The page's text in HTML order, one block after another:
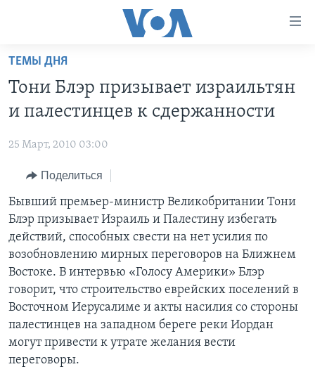
Перейти
основной
контент
навигации
Перейти
поиск
НОВОСТИ ЗА МИНУТУ
ИТОГИ
ПОЧЕМУ ЭТО ВАЖНО?
ДИСКУССИЯ VOA
ДЕТАЛИ
НЬЮ-ЙОРК NEW YORK
АМЕРИКА. БОЛЬШОЕ ПУТЕШЕСТВИЕ
УЧИМ АНГЛИЙСКИЙ
НАША АМЕРИКАНСКАЯ ИСТОРИЯ
А КАК В АМЕРИКЕ?
АРТЕФАКТЫ
АМЕРИКАНСКИЕ ГОРОДКИ
ТЕСТЫ
ЭКСПЕРТИЗА
ИНТЕРВЬЮ
ФАКТЫ ПРОТИВ ФЕЙКОВ
ЗА СВОБОДУ ПРЕССЫ
УЧИМ АНГЛИЙСКИЙ
ВИДЕО
ПОДПИСКА НА НОВОСТИ
Learning English
ТЕМЫ ДНЯ
Тони Блэр призывает израильтян
и палестинцев к сдержанности
25 Март, 2010 03:00
Поделиться
Бывший премьер-министр Великобритании Тони
Блэр призывает Израиль и Палестину избегать
действий, способных свести на нет усилия по
возобновлению мирных переговоров на Ближнем
Востоке. В интервью «Голосу Америки» Блэр
говорит, что строительство еврейских поселений в
Восточном Иерусалиме и акты насилия со стороны
палестинцев на западном береге реки Иордан
могут привести к утрате желания вести
переговоры.